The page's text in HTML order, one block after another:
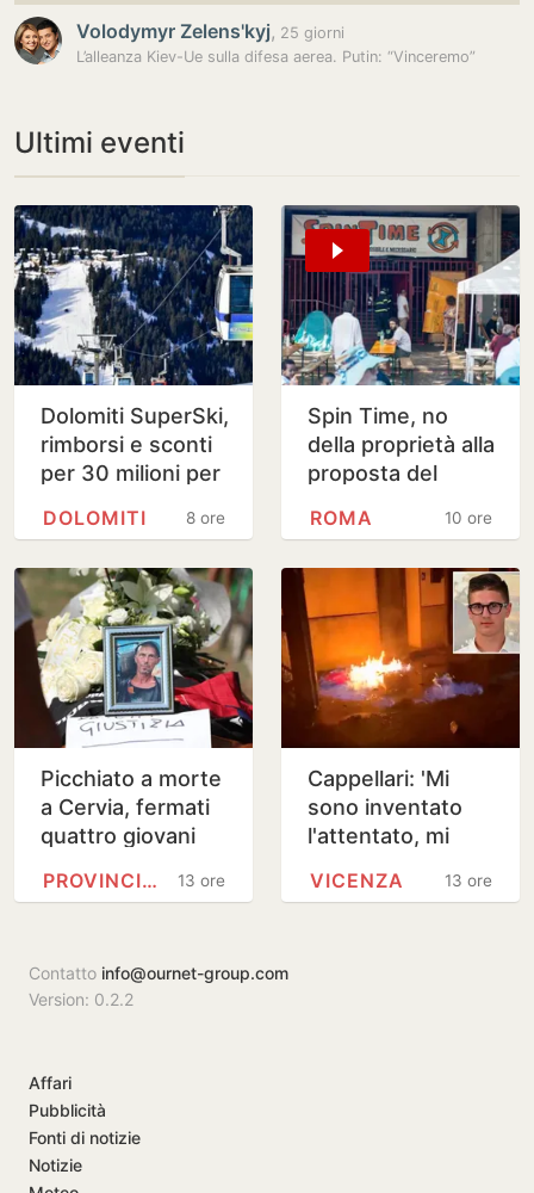
Volodymyr Zelens'kyj, 25 giorni
L’alleanza Kiev-Ue sulla difesa aerea. Putin: “Vinceremo”
Ultimi eventi
Dolomiti SuperSki,
rimborsi e sconti
per 30 milioni per
Trentino: chi ne8 ore
DOLOMITI
Spin Time, no
della proprietà alla
proposta del
10 ore
ROMA
Picchiato a morte
a Cervia, fermati
quattro giovani
13 ore
PROVINCIA DI FORLÌ-CESENA
Cappellari: 'Mi
sono inventato
l'attentato, mi
13 ore
VICENZA
Contatto info@ournet-group.com
Version: 0.2.2
Affari
Pubblicità
Fonti di notizie
Notizie